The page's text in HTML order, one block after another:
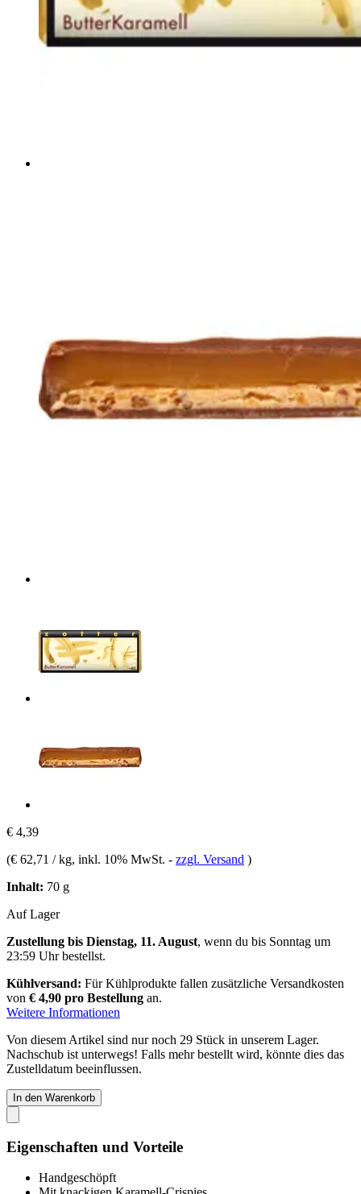
€ 4,39
(€ 62,71 / kg, inkl. 10% MwSt. - zzgl. Versand )
Inhalt: 70 g
Auf Lager
Zustellung bis Dienstag, 11. August, wenn du bis Sonntag um
23:59 Uhrbestellst.
Kühlversand: Für Kühlprodukte fallen zusätzliche Versandkosten
von € 4,90 pro Bestellung an.
Weitere Informationen
Von diesem Artikel sind nur noch 29 Stück in unserem Lager.
Nachschub ist unterwegs! Falls mehr bestellt wird, könnte dies das
Zustelldatum beeinflussen.
In den Warenkorb
Eigenschaften und Vorteile
Handgeschöpft